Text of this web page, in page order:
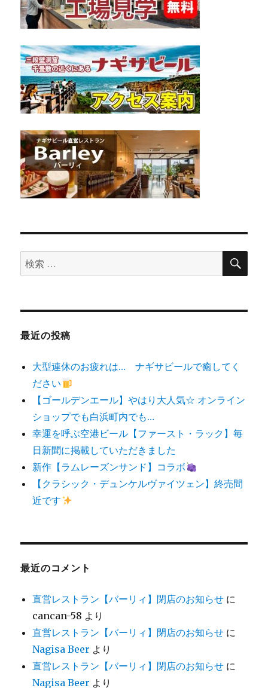
検
索
象:
検
最近の投稿
大型連休のお疲れは… ナギサビールで癒してく
ださい
【ゴールデンエール】やはり大人気☆ オンライン
ショップでも白浜町内でも…
幸運を呼ぶ空港ビール【ファースト・ラック】毎
日新聞に掲載していただきました
新作【ラムレーズンサンド】コラボ
【クラシック・デュンケルヴァイツェン】終売間
近です
最近のコメント
直営レストラン【バーリィ】閉店のお知らせ に
cancan-58 より
直営レストラン【バーリィ】閉店のお知らせ に
Nagisa Beer より
直営レストラン【バーリィ】閉店のお知らせ に
Nagisa Beer より